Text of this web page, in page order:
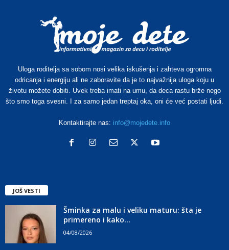
Uloga roditelja sa sobom nosi velika iskušenja i zahteva ogromna
odricanja i energiju ali ne zaboravite da je to najvažnija uloga koju u
životu možete dobiti. Uvek treba imati na umu, da deca rastu brže nego
što smo toga svesni. I za samo jedan treptaj oka, oni će već postati ljudi.
Kontaktirajte nas: info@mojedete.info
JOŠ VESTI
Šminka za malu i veliku maturu: šta je
primereno i kako...
04/08/2026